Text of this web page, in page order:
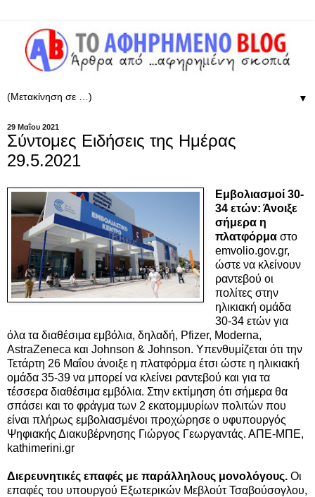
▼
29 Μαΐου 2021
Σύντομες Ειδήσεις της Ημέρας
29.5.2021
Εμβολιασμοί 30-
34 ετών: Άνοιξε
σήμερα η
πλατφόρμα στο
emvolio.gov.gr,
ώστε να κλείνουν
ραντεβού οι
πολίτες στην
ηλικιακή ομάδα
30-34 ετών για
όλα τα διαθέσιμα εμβόλια, δηλαδή, Pfizer, Moderna,
AstraZeneca και Johnson & Johnson. Υπενθυμίζεται ότι την
Τετάρτη 26 Μαΐου άνοιξε η πλατφόρμα έτσι ώστε η ηλικιακή
ομάδα 35-39 να μπορεί να κλείνει ραντεβού και για τα
τέσσερα διαθέσιμα εμβόλια. Στην εκτίμηση ότι σήμερα θα
σπάσει και το φράγμα των 2 εκατομμυρίων πολιτών που
είναι πλήρως εμβολιασμένοι προχώρησε ο υφυπουργός
Ψηφιακής Διακυβέρνησης Γιώργος Γεωργαντάς. ΑΠΕ-ΜΠΕ,
kathimerini.gr
Διερευνητικές επαφές με παράλληλους μονολόγους. Οι
επαφές του υπουργού Εξωτερικών Μεβλούτ Τσαβούσογλου,